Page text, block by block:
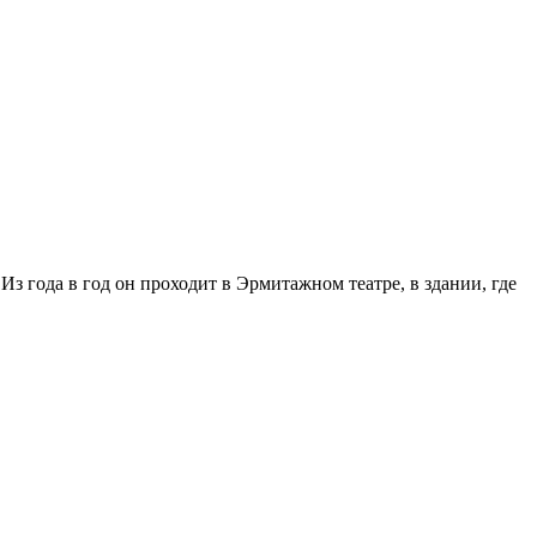
года в год он проходит в Эрмитажном театре, в здании, где